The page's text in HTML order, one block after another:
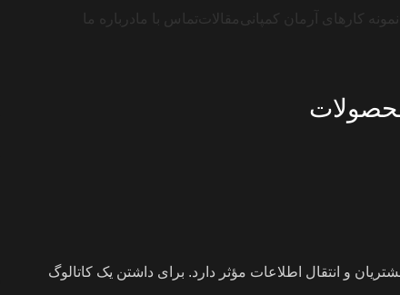
نمونه کارهای آرمان کمپانی مقالاتتماس با ما درباره ما
و انتقال اطلاعات مؤثر دارد. برای داشتن یک کاتالوگ